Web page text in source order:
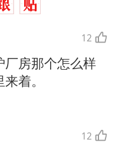
12
厂房那个怎么样
着。
12